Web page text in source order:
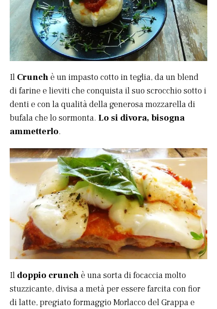
Il Crunch è un impasto cotto in teglia, da un blend
di farine e lieviti che conquista il suo scrocchio sotto i
denti e con la qualità della generosa mozzarella di
bufala che lo sormonta. Lo si divora, bisogna
ammetterlo.
Il doppio crunch è una sorta di focaccia molto
stuzzicante, divisa a metà per essere farcita con fior
di latte, pregiato formaggio Morlacco del Grappa e